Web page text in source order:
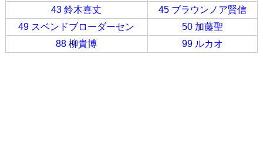
43 鈴木喜丈
45 ブラウンノア賢信
49 スベンドブローダーセン
50 加藤聖
88 柳貴博
99 ルカオ